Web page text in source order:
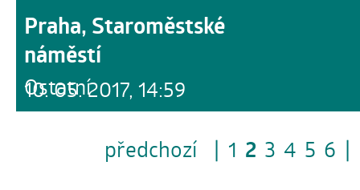
10. 05. 2017, 14:59
Praha, Staroměstské
náměstí
Ostatní
předchozí | 1 2 3 4 5 6 |